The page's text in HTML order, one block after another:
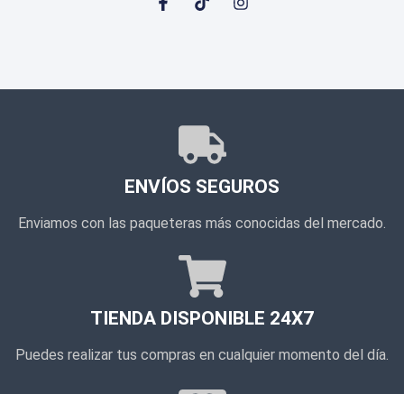
ENVÍOS SEGUROS
Enviamos con las paqueteras más conocidas del mercado.
TIENDA DISPONIBLE 24X7
Puedes realizar tus compras en cualquier momento del día.